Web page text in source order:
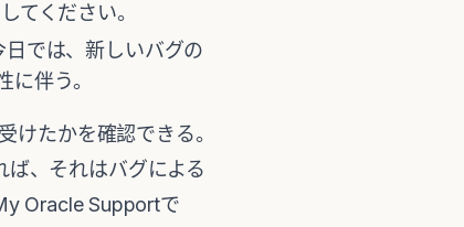
てください。
では、新しいバグの
伴う。
けたかを確認できる。
、それはバグによる
Oracle Supportで